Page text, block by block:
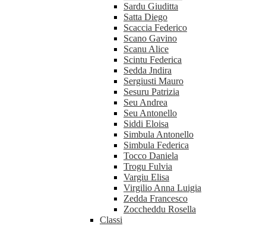
Sardu Giuditta
Satta Diego
Scaccia Federico
Scano Gavino
Scanu Alice
Scintu Federica
Sedda Jndira
Sergiusti Mauro
Sesuru Patrizia
Seu Andrea
Seu Antonello
Siddi Eloisa
Simbula Antonello
Simbula Federica
Tocco Daniela
Trogu Fulvia
Vargiu Elisa
Virgilio Anna Luigia
Zedda Francesco
Zoccheddu Rosella
Classi